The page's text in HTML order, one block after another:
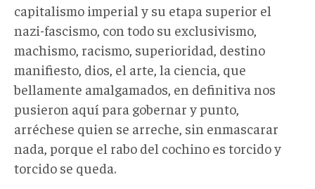
capitalismo imperial y su etapa superior el
nazi-fascismo, con todo su exclusivismo,
machismo, racismo, superioridad, destino
manifiesto, dios, el arte, la ciencia, que
bellamente amalgamados, en definitiva nos
pusieron aquí para gobernar y punto,
arréchese quien se arreche, sin enmascarar
nada, porque el rabo del cochino es torcido y
torcido se queda.